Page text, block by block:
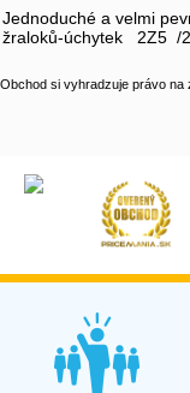
Jednoduché a velmi
žraloků-úchytek 2Z5 /
Obchod si vyhradzuje právo na